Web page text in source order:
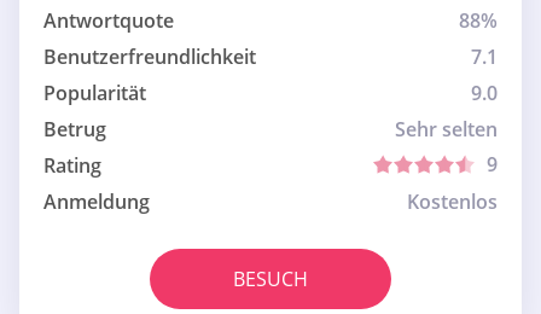
Antwortquote
88%
Benutzerfreundlichkeit
7.1
Popularität
9.0
Betrug
Sehr selten
Rating
9
Anmeldung
Kostenlos
BESUCH